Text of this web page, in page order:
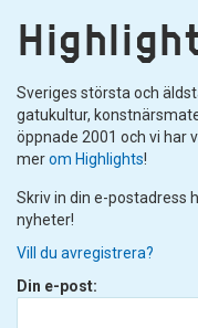
Sveriges största och
gatukultur,
öppnade 2001 och vi har
merom Highlights!
Skriv in din e-postadress
nyheter!
Vill du avregistrera?
Din e-post: